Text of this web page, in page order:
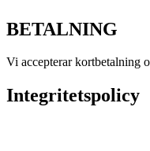
BETALNING
Vi accepterar kortbetalning
Integritetspolicy